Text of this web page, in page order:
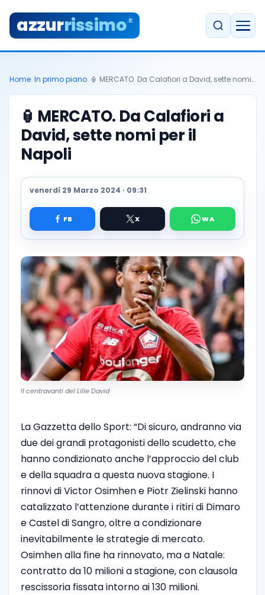
azzurrissimo.it
Home In primo piano 🏮 MERCATO. Da Calafiori a David, sette nomi…
🏮 MERCATO. Da Calafiori a
David, sette nomi per il
Napoli
venerdì 29 Marzo 2024 · 09:31
Il centravanti del Lille David
La Gazzetta dello Sport: “Di sicuro, andranno via
due dei grandi protagonisti dello scudetto, che
hanno condizionato anche l’approccio del club
e della squadra a questa nuova stagione. I
rinnovi di Victor Osimhen e Piotr Zielinski hanno
catalizzato l’attenzione durante i ritiri di Dimaro
e Castel di Sangro, oltre a condizionare
inevitabilmente le strategie di mercato.
Osimhen alla fine ha rinnovato, ma a Natale:
contratto da 10 milioni a stagione, con clausola
rescissoria fissata intorno ai 130 milioni.